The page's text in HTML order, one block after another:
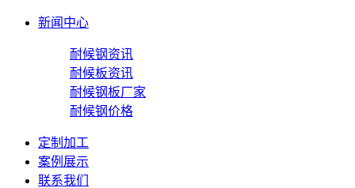
新闻中心
耐候钢资讯
耐候板资讯
耐候钢板厂家
耐候钢价格
定制加工
案例展示
联系我们